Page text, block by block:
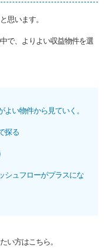
思います。
で、よりよい収益物件を選
い物件から見ていく。
探る
シュフローがプラスにな
い方はこちら。